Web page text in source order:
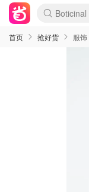
Boticinal
4折！
还没结
Joybuy
速领！
疑似霸
Zalando
Moncler
Coach
首页 抢好货 服饰